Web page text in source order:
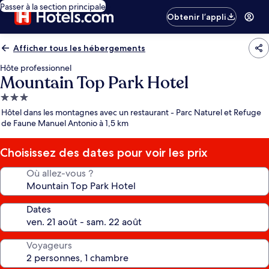
Passer à la section principale
Obtenir l’appli
Afficher tous les hébergements
Hôte professionnel
Mountain Top Park Hotel
Hébergement
3.0 étoiles
Hôtel dans les montagnes avec un restaurant - Parc Naturel et Refuge
de Faune Manuel Antonio à 1,5 km
Choisissez des dates pour voir les prix
Où allez-vous ?
Dates
Voyageurs